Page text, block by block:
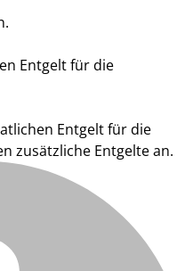
Entgelt für die
Entgelt für die
zusätzliche Entgelte an.